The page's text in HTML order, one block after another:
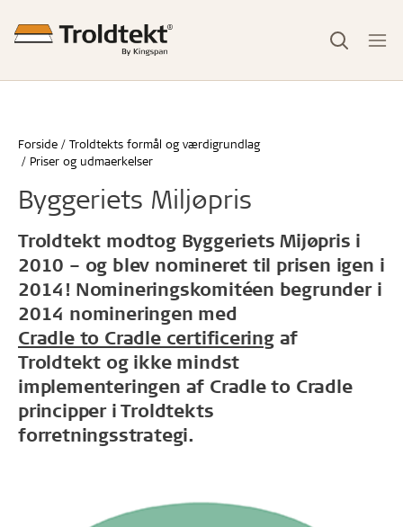
Forside
Troldtekts formål og værdigrundlag
Priser og udmaerkelser
Byggeriets Miljøpris
Troldtekt modtog Byggeriets Mijøpris i
2010 – og blev nomineret til prisen igen i
2014! Nomineringskomitéen begrunder i
2014 nomineringen med
Cradle to Cradle certificeringaf
Troldtekt og ikke mindst
implementeringen af Cradle to Cradle
principper i Troldtekts
forretningsstrategi.